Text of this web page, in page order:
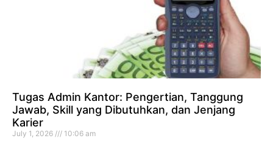
Tugas Admin Kantor: Pengertian, Tanggung
Jawab, Skill yang Dibutuhkan, dan Jenjang
Karier
July 1, 2026 10:06 am